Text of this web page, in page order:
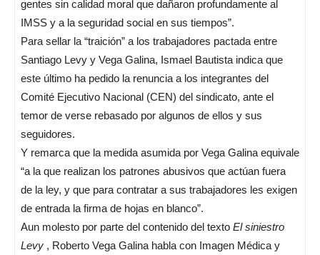
gentes sin calidad moral que dañaron profundamente al
IMSS y a la seguridad social en sus tiempos”.
Para sellar la “traición” a los trabajadores pactada entre
Santiago Levy y Vega Galina, Ismael Bautista indica que
este último ha pedido la renuncia a los integrantes del
Comité Ejecutivo Nacional (CEN) del sindicato, ante el
temor de verse rebasado por algunos de ellos y sus
seguidores.
Y remarca que la medida asumida por Vega Galina equivale
“a la que realizan los patrones abusivos que actúan fuera
de la ley, y que para contratar a sus trabajadores les exigen
de entrada la firma de hojas en blanco”.
Aun molesto por parte del contenido del texto El siniestro
Levy , Roberto Vega Galina habla con Imagen Médica y